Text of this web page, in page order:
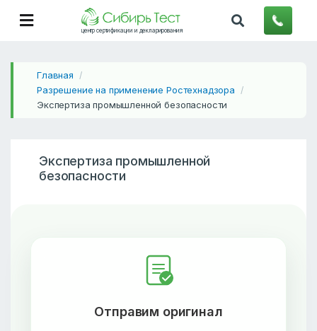
центр сертификации и декларирования
Главная /
Разрешение на применение Ростехнадзора /
Экспертиза промышленной безопасности
Экспертиза промышленной
безопасности
Отправим оригинал